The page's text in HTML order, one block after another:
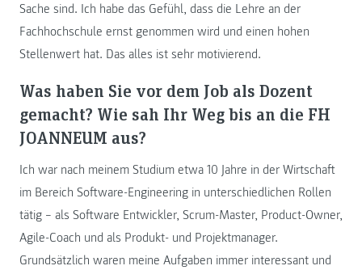
Sache sind. Ich habe das Gefühl, dass die Lehre an der
Fachhochschule ernst genommen wird und einen hohen
Stellenwert hat. Das alles ist sehr motivierend.
Was haben Sie vor dem Job als Dozent
gemacht? Wie sah Ihr Weg bis an die FH
JOANNEUM aus?
Ich war nach meinem Studium etwa 10 Jahre in der Wirtschaft
im Bereich Software-Engineering in unterschiedlichen Rollen
tätig – als Software Entwickler, Scrum-Master, Product-Owner,
Agile-Coach und als Produkt- und Projektmanager.
Grundsätzlich waren meine Aufgaben immer interessant und